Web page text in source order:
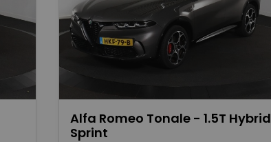
Alfa Romeo Tonale - 1.5T Hybrid
Sprint